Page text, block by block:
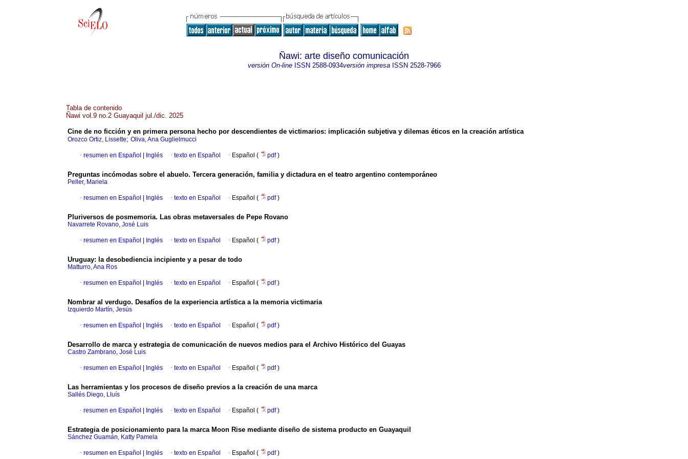
Ñawi: arte diseño comunicación
versión On-lineISSN 2588-0934versión impresaISSN 2528-7966
Tabla de contenido
Ñawi vol.9 no.2 Guayaquil jul./dic. 2025
Cine de no ficción y en primera persona hecho por descendientes de victimarios: implicación subjetiva y dilemas éticos en la creación artística
Orozco Ortiz, Lissette; Oliva, Ana Guglielmucci
· resumen en Español Inglés · texto en Español · Español ( pdf)
Preguntas incómodas sobre el abuelo. Tercera generación, familia y dictadura en el teatro argentino contemporáneo
Peller, Mariela
· resumen en Español Inglés · texto en Español · Español ( pdf)
Pluriversos de posmemoria. Las obras metaversales de Pepe Rovano
Navarrete Rovano, José Luis
· resumen en Español Inglés · texto en Español · Español ( pdf)
Uruguay: la desobediencia incipiente y a pesar de todo
Matturro, Ana Ros
· resumen en Español Inglés · texto en Español · Español ( pdf)
Nombrar al verdugo. Desafíos de la experiencia artística a la memoria victimaria
Izquierdo Martín, Jesús
· resumen en Español Inglés · texto en Español · Español ( pdf)
Desarrollo de marca y estrategia de comunicación de nuevos medios para el Archivo Histórico del Guayas
Castro Zambrano, José Luis
· resumen en Español Inglés · texto en Español · Español ( pdf)
Las herramientas y los procesos de diseño previos a la creación de una marca
Sallés Diego, Lluís
· resumen en Español Inglés · texto en Español · Español ( pdf)
Estrategia de posicionamiento para la marca Moon Rise mediante diseño de sistema producto en Guayaquil
Sánchez Guamán, Katty Pamela
· resumen en Español Inglés · texto en Español · Español ( pdf)